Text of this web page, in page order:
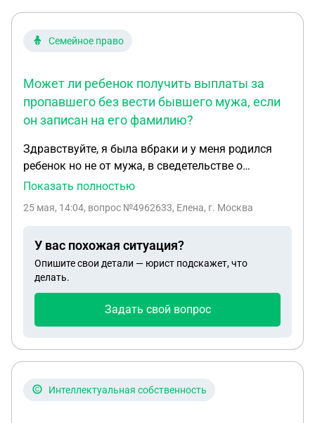
Семейное право
Может ли ребенок получить выплаты за
пропавшего без вести бывшего мужа, если
он записан на его фамилию?
Здравствуйте, я была вбраки и у меня родился
ребенок но не от мужа, в сведетельстве о
рождении ребенок записан на его фамилию и
пропал безвести вазможно что ребенок палучит
мужа
Показать полностью
25 мая, 14:04, вопрос №4962633, Елена, г. Москва
У вас похожая ситуация?
Опишите свои детали — юрист подскажет, что
делать.
Задать свой вопрос
Интеллектуальная собственность